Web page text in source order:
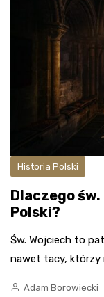
Historia Polski
Dlaczego
Polski?
Św. Wojciech to
nawet tacy, którzy
Adam Borowiecki